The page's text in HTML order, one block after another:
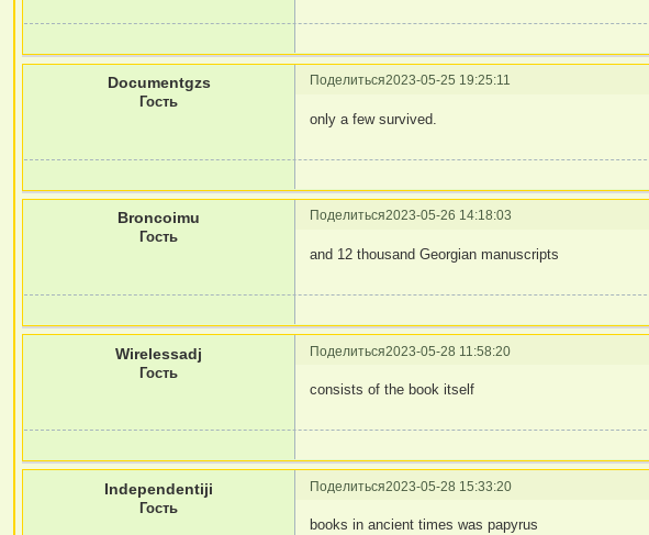
Поделиться2023-05-25 19:25:11
Documentgzs
Гость
only a few survived.
Поделиться2023-05-26 14:18:03
Broncoimu
Гость
and 12 thousand Georgian manuscripts
Поделиться2023-05-28 11:58:20
Wirelessadj
Гость
consists of the book itself
Поделиться2023-05-28 15:33:20
Independentiji
Гость
books in ancient times was papyrus